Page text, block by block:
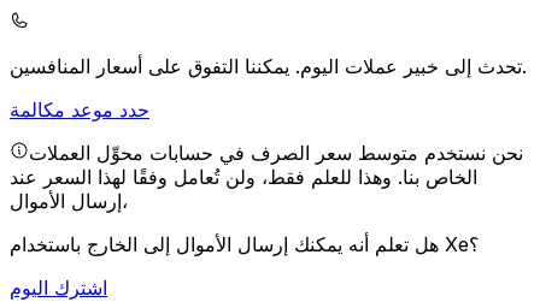
تحدث إلى خبير عملات اليوم.يمكننا التفوق على أسعار المنافسين.
حدد موعد مكالمة
نحن نستخدم متوسط سعر الصرف في حسابات محوِّل العملات
الخاص بنا. وهذا للعلم فقط، ولن تُعامل وفقًا لهذا السعر عند
إرسال الأموال،
هل تعلم أنه يمكنك إرسال الأموال إلى الخارج باستخدام Xe؟
اشترك اليوم